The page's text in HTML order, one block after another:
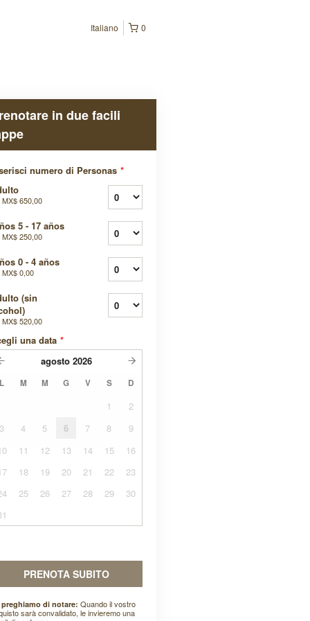
0
Italiano
in due facili
numero di Personas *
MX$ 650,00
5 - 17 años
MX$ 250,00
0 - 4 años
MX$ 0,00
(sin
MX$ 520,00
una data *
agosto 2026
L M M G V S D
1
2
3
4 5 6 7 8
9
11 12 13 14 15
16
18 19 20 21 22
23
25 26 27 28 29
30
PRENOTA SUBITO
preghiamo di notare: Quando il vostro
sarà convalidato, le invieremo una